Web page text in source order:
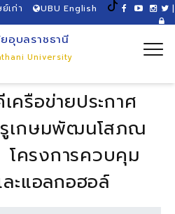
เก่า UBU English |
อุบลราชธานี
University
ครือข่ายประกาศ
เกษมพัฒนโสภณ
ครงการควบคุม
ะแอลกอฮอล์